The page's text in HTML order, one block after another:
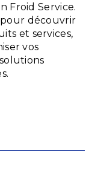
Froid Service.
découvrir
et services,
vos